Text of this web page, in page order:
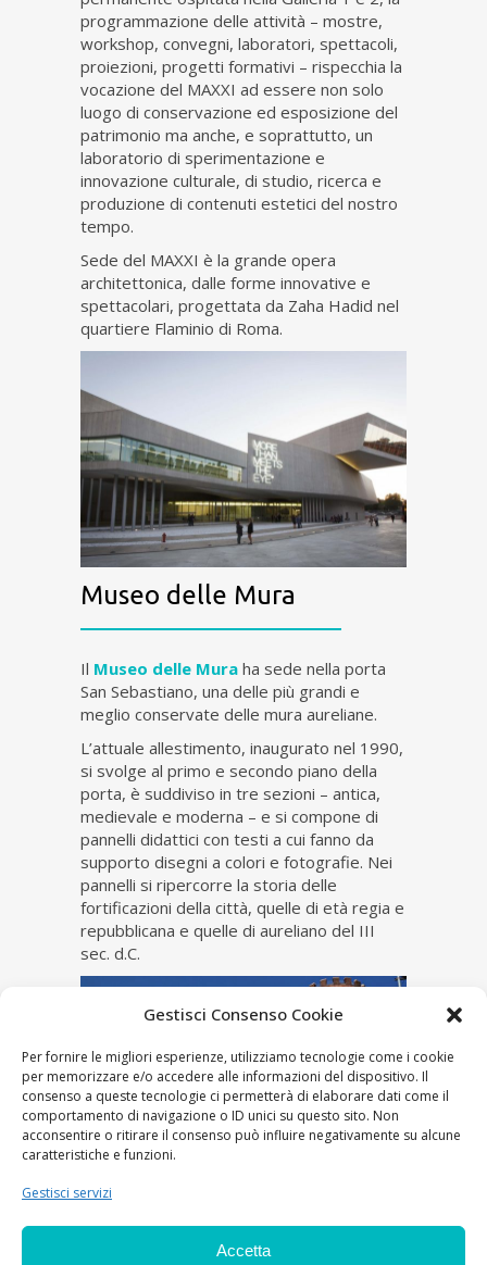
Gestisci Consenso Cookie
Per fornire le migliori esperienze, utilizziamo tecnologie come i cookie
per memorizzare e/o accedere alle informazioni del dispositivo. Il
consenso a queste tecnologie ci permetterà di elaborare dati come il
comportamento di navigazione o ID unici su questo sito. Non
acconsentire o ritirare il consenso può influire negativamente su alcune
caratteristiche e funzioni.
Gestisci servizi
Accetta
programmazione delle attività – mostre,
workshop, convegni, laboratori, spettacoli,
proiezioni, progetti formativi – rispecchia la
vocazione del MAXXI ad essere non solo
luogo di conservazione ed esposizione del
patrimonio ma anche, e soprattutto, un
laboratorio di sperimentazione e
innovazione culturale, di studio, ricerca e
produzione di contenuti estetici del nostro
tempo.
Sede del MAXXI è la grande opera
architettonica, dalle forme innovative e
spettacolari, progettata da Zaha Hadid nel
quartiere Flaminio di Roma.
Museo delle Mura
Il Museo delle Mura ha sede nella porta
San Sebastiano, una delle più grandi e
meglio conservate delle mura aureliane.
L’attuale allestimento, inaugurato nel 1990,
si svolge al primo e secondo piano della
porta, è suddiviso in tre sezioni – antica,
medievale e moderna – e si compone di
pannelli didattici con testi a cui fanno da
supporto disegni a colori e fotografie. Nei
pannelli si ripercorre la storia delle
fortificazioni della città, quelle di età regia e
repubblicana e quelle di aureliano del III
sec. d.C.